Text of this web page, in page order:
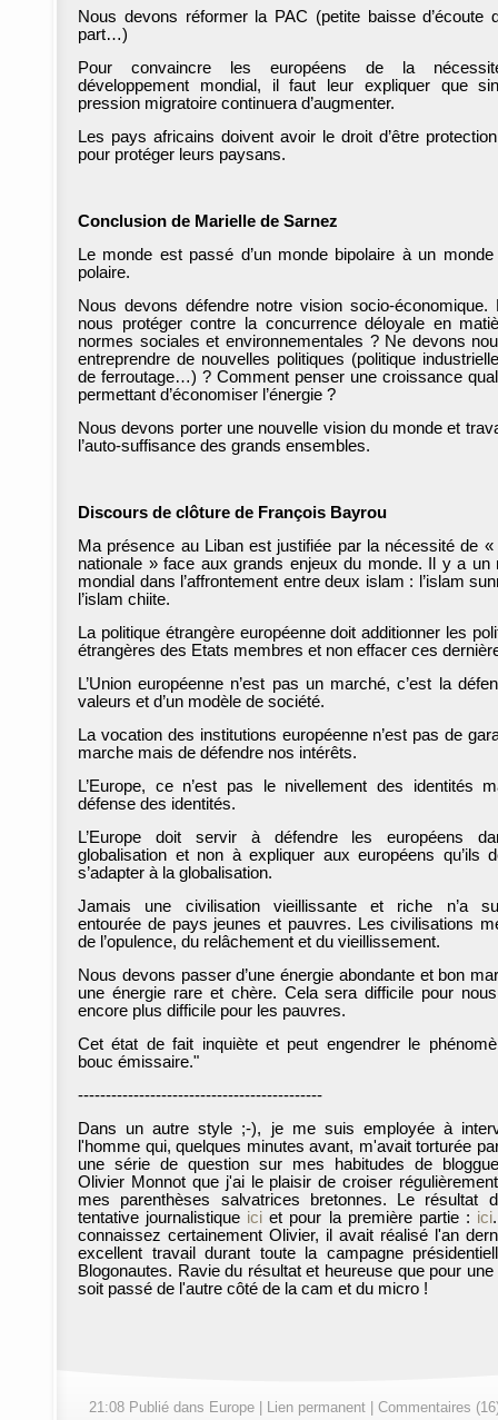
Nous devons réformer la PAC (petite baisse d’écoute
part…)
Pour convaincre les européens de la
développement mondial, il faut leur expliquer que
pression migratoire continuera d’augmenter.
Les pays africains doivent avoir le droit d’être
pour protéger leurs paysans.
Conclusion de Marielle de Sarnez
Le monde est passé d’un monde bipolaire à un monde
polaire.
Nous devons défendre notre vision socio-économique.
nous protéger contre la concurrence déloyale en
normes sociales et environnementales ? Ne devons
entreprendre de nouvelles politiques (politique
de ferroutage…) ? Comment penser une croissance
permettant d’économiser l’énergie ?
Nous devons porter une nouvelle vision du monde et
l’auto-suffisance des grands ensembles.
Discours de clôture de François Bayrou
Ma présence au Liban est justifiée par la nécessité de «
nationale » face aux grands enjeux du monde. Il y a un
mondial dans l’affrontement entre deux islam : l’islam
l’islam chiite.
La politique étrangère européenne doit additionner les
étrangères des Etats membres et non effacer ces
L’Union européenne n’est pas un marché, c’est la
valeurs et d’un modèle de société.
La vocation des institutions européenne n’est pas de
marche mais de défendre nos intérêts.
L’Europe, ce n’est pas le nivellement des identités
défense des identités.
L’Europe doit servir à défendre les européens
globalisation et non à expliquer aux européens qu’ils
s’adapter à la globalisation.
Jamais une civilisation vieillissante et riche n’a
entourée de pays jeunes et pauvres. Les civilisations
de l’opulence, du relâchement et du vieillissement.
Nous devons passer d’une énergie abondante et bon
une énergie rare et chère. Cela sera difficile pour
encore plus difficile pour les pauvres.
Cet état de fait inquiète et peut engendrer le
bouc émissaire."
--------------------------------------------
Dans un autre style ;-), je me suis employée à
l'homme qui, quelques minutes avant, m'avait torturée
une série de question sur mes habitudes de
Olivier Monnot que j'ai le plaisir de croiser
mes parenthèses salvatrices bretonnes. Le résultat
tentative journalistique ici et pour la première partie : ici
connaissez certainement Olivier, il avait réalisé l'an
excellent travail durant toute la campagne
Blogonautes. Ravie du résultat et heureuse que pour une
soit passé de l'autre côté de la cam et du micro !
21:08 Publié dans Europe Lien permanent
Commentaires